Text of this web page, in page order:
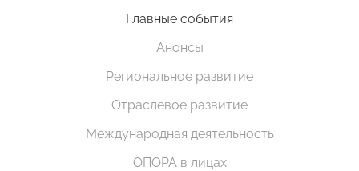
Главные события
Анонсы
Региональное развитие
Отраслевое развитие
Международная деятельность
ОПОРА в лицах